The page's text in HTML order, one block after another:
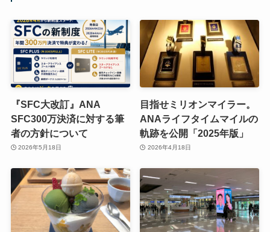
『SFC大改訂』ANA
SFC300万決済に対する筆
者の方針について
2026年5月18日
目指せミリオンマイラー。
ANAライフタイムマイルの
軌跡を公開「2025年版」
2026年4月18日